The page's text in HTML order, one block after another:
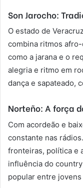
Son Jarocho:
O estado de
combina ritmos
como a jarana e o
alegria e ritmo em
dança e sapateado,
Norteño: A força
Com acordeão e
constante nas
fronteiras, política e
influência do
popular entre